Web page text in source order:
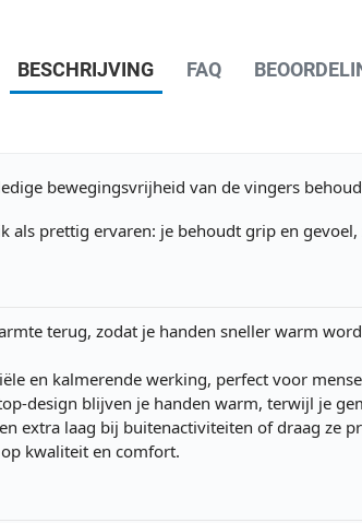
BESCHRIJVING FAQ
bewegingsvrijheid van de vingers
prettig ervaren: je behoudt grip en
terug, zodat je handen sneller warm
en kalmerende werking, perfect voor
design blijven je handen warm, terwijl je
extra laag bij buitenactiviteiten of draag ze
kwaliteit en comfort.